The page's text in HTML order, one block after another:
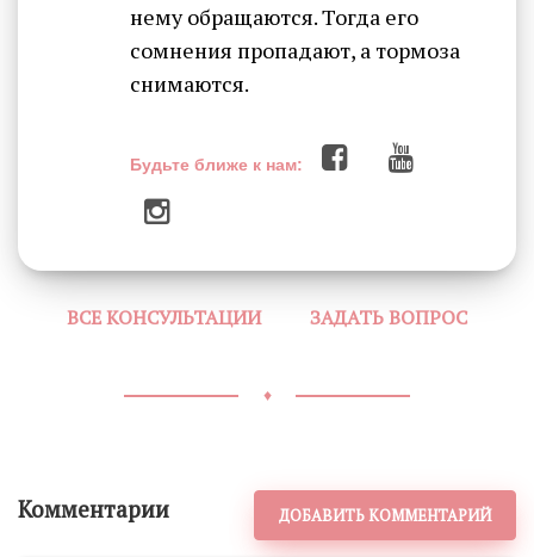
нему обращаются. Тогда его
сомнения пропадают, а тормоза
снимаются.
Будьте ближе к нам:
ВСЕ КОНСУЛЬТАЦИИ ЗАДАТЬ ВОПРОС
♦
Комментарии ДОБАВИТЬ КОММЕНТАРИЙ